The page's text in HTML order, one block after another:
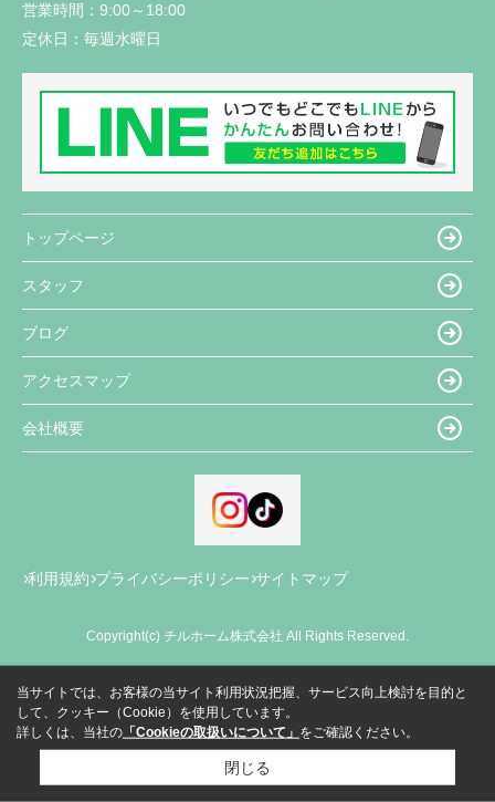
営業時間： 9:00～18:00
定休日： 毎週水曜日
トップページ
スタッフ
ブログ
アクセスマップ
会社概要
利用規約 プライバシーポリシー サイトマップ
Copyright(c) チルホーム株式会社 All Rights Reserved.
当サイトでは、お客様の当サイト利用状況把握、サービス向上検討を目的と
して、クッキー（Cookie）を使用しています。
詳しくは、当社の 「Cookieの取扱いについて」 をご確認ください。
閉じる